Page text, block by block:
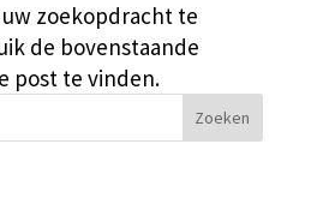
zoekopdracht te
de bovenstaande
post te vinden.